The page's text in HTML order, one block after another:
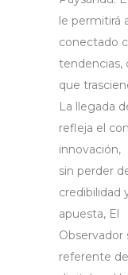
le permitirá
conectado
tendencias,
que
La llegada
refleja el
innovación,
sin perder
credibilidad
apuesta, El
Observador
referente